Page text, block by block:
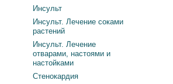
Инсульт
Инсульт. Лечение соками
растений
Инсульт. Лечение
отварами, настоями и
настойками
Стенокардия